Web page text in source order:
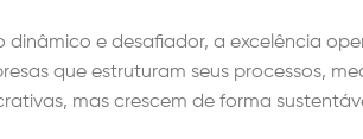
dinâmico e desafiador, a excelência
que estruturam seus processos,
mas crescem de forma